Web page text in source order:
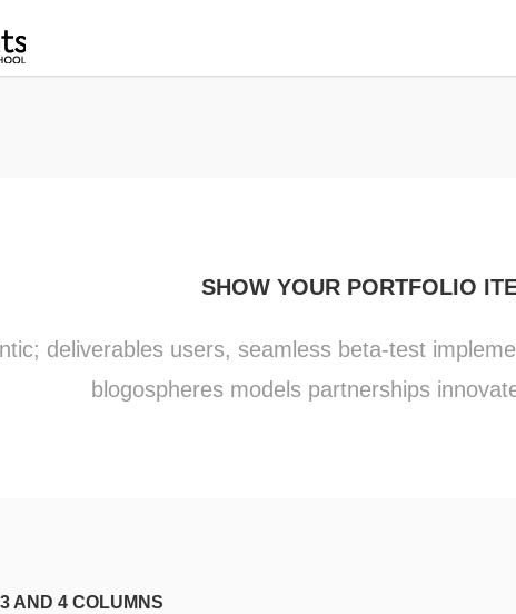
SHOW YOUR PORTFOLIO
deliverables users, seamless beta-test
blogospheres models partnerships
AND 4 COLUMNS